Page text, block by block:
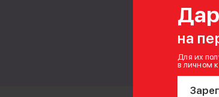
на
Для их
в личном